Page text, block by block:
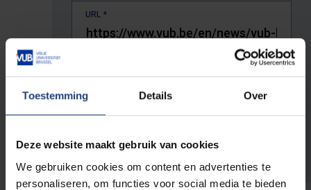
Toestemming Details Over
Deze website maakt gebruik van cookies
We gebruiken cookies om content en advertenties te
personaliseren, om functies voor social media te bieden
URL *
The full URL of the page where you encountered the error.